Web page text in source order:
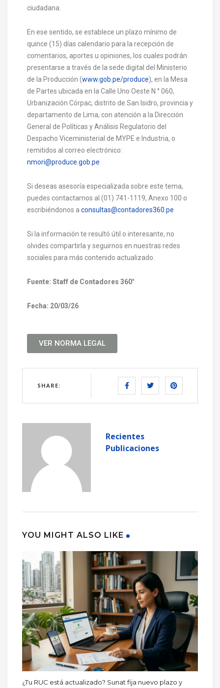
ciudadana.
En ese sentido, se establece un plazo mínimo de
quince (15) días calendario para la recepción de
comentarios, aportes u opiniones, los cuales podrán
presentarse a través de la sede digital del Ministerio
de la Producción (www.gob.pe/produce), en la Mesa
de Partes ubicada en la Calle Uno Oeste N.° 060,
Urbanización Córpac, distrito de San Isidro, provincia y
departamento de Lima, con atención a la Dirección
General de Políticas y Análisis Regulatorio del
Despacho Viceministerial de MYPE e Industria, o
remitidos al correo electrónico:
nmori@produce.gob.pe
Si deseas asesoría especializada sobre este tema,
puedes contactarnos al (01) 741-1119, Anexo 100 o
escribiéndonos a consultas@contadores360.pe
Si la información te resultó útil o interesante, no
olvides compartirla y seguirnos en nuestras redes
sociales para más contenido actualizado.
Fuente: Staff de Contadores 360°
Fecha: 20/03/26
VER NORMA LEGAL
SHARE:
Recientes
Publicaciones
YOU MIGHT ALSO LIKE
¿Tu RUC está actualizado? Sunat fija nuevo plazo y